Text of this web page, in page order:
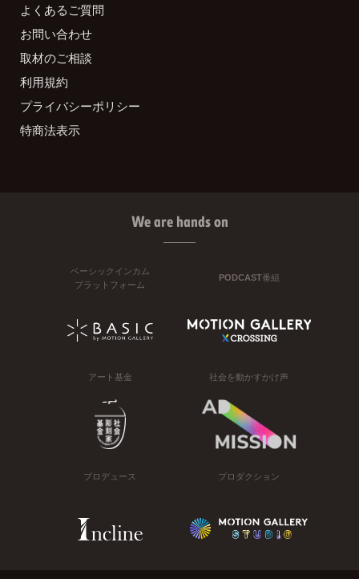
よくあるご質問
お問い合わせ
取材のご相談
利用規約
プライバシーポリシー
特商法表示
We are hands on
ベーシックインカム
プラットフォーム
PODCAST番組
アート基金 社会を動かすかけ声
プロデュース プロダクション